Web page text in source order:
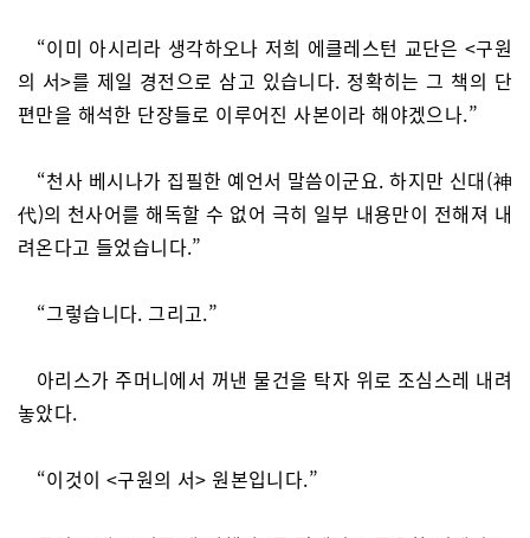
“이미 아시리라 생각하오나 저희 에클레스턴 교단은 <구원
의 서>를 제일 경전으로 삼고 있습니다. 정확히는 그 책의 단
편만을 해석한 단장들로 이루어진 사본이라 해야겠으나.”
“천사 베시나가 집필한 예언서 말씀이군요. 하지만 신대(神
代)의 천사어를 해독할 수 없어 극히 일부 내용만이 전해져 내
려온다고 들었습니다.”
“그렇습니다. 그리고.”
아리스가 주머니에서 꺼낸 물건을 탁자 위로 조심스레 내려
놓았다.
“이것이 <구원의 서> 원본입니다.”